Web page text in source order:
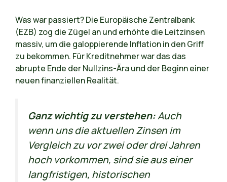
Was war passiert? Die Europäische Zentralbank
(EZB) zog die Zügel an und erhöhte die Leitzinsen
massiv, um die galoppierende Inflation in den Griff
zu bekommen. Für Kreditnehmer war das das
abrupte Ende der Nullzins-Ära und der Beginn einer
neuen finanziellen Realität.
Ganz wichtig zu verstehen:Auch
wenn uns die aktuellen Zinsen im
Vergleich zu vor zwei oder drei Jahren
hoch vorkommen, sind sie aus einer
langfristigen, historischen